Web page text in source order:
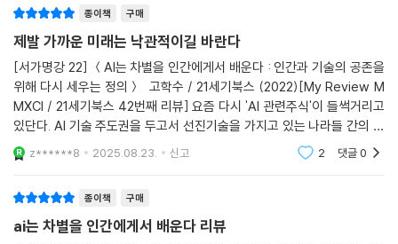
인이 무엇인지 생각해볼 필요가 있다. 다음 도식은 데이터 수집에서 시작
하여 인공지능 모델이 만들어지기까지의 전체 흐름을 몇 개의 단계로 나누
어 간략하게 요약한 것으로, 각각의 단계에서 모두 차별이나 편향으로 인
한 문제가 생겨날 가능성이 있음을 알려주는 것이다.
오늘날의 인공지능은 데이터의 존재가 핵심적인 관건이다. 적어도 개념적
으로는 인공지능 모형을 개발하는 첫 단계는 실제 세상(real world)의 데
이터에서 출발한다. 사회적 환경을 배경으로 하는 유형의 작업은 실제 세
느 정도는 있기 마련이다. 인공지능 개발의 기본 배경이 되는 인간 사회의
모습은 인공지능 기술 자체에 관한 문제라기보다는 우리 사회의 근본적인
를 위한 법과 제도가 나아가야 할 방향까지 제시한다.
이 책은 안면인식과 채용, 신용평가에 이르기까지 인공지능이 활용되는 과
정에서 인공지능이 잘못된 판단을 했던 사례들을 보여준다. 인공지능을 이
용한 채용 알고리즘을 개발해오다 여성이라는 요인을 부정적으로 평가한
사실이 발견되어 결국 해당 개발팀을 해체하게 된 아마존, 소수자 혐오 발
언으로 논란이 된 인공지능 챗봇 이루다, 백인 남성 얼굴을 더 정확하게 인
식하는 미국의 안면인식 프로그램 등등. 왜 이런 일이 생길까?
이 책은 그 원인을 인공지능 작동 원리에서부터 차근차근 살펴나간다. 인
공지능은 인간이 입력한 데이터를 학습해 작동한다. 따라서 인공지능이 잘
종이책 구매
제발 가까운 미래는 낙관적이길 바란다
[서가명강 22] ＜AI는 차별을 인간에게서 배운다 : 인간과 기술의 공존을
위해 다시 세우는 정의＞ 고학수 / 21세기북스 (2022)[My Review M
MXCI / 21세기북스 42번째 리뷰] 요즘 다시 'AI 관련주식'이 들썩거리고
있단다. AI 기술 주도권을 두고서 선진기술을 가지고 있는 나라들 간의 패
권 경쟁이 다시 치열해졌기 때문이란다. 가히 'AI 혁명'이라고 불릴 정도로
완전한 AI 기술력을
z******8 2025.08.23. 신고 2 댓글0
종이책 구매
ai는 차별을 인간에게서 배운다 리뷰